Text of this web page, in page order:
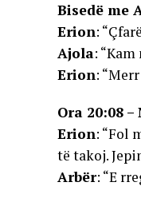
Bisedë me
Erion:
Ajola:
Erion:
Ora 20:08
Erion: “Fol
të takoj.
Arbër: “E